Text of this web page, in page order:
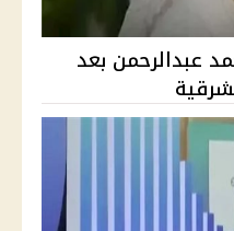
عبدالرحمن بعد